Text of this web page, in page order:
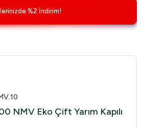
%2 İndirim!
NMV Eko Çift Yarım Kapılı